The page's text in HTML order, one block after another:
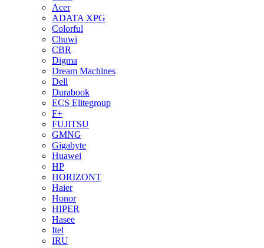
Acer
ADATA XPG
Colorful
Chuwi
CBR
Digma
Dream Machines
Dell
Durabook
ECS Elitegroup
F+
FUJITSU
GMNG
Gigabyte
Huawei
HP
HORIZONT
Haier
Honor
HIPER
Hasee
Itel
IRU